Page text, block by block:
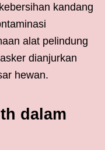
kandang
alat pelindung
dianjurkan
hewan.
dalam